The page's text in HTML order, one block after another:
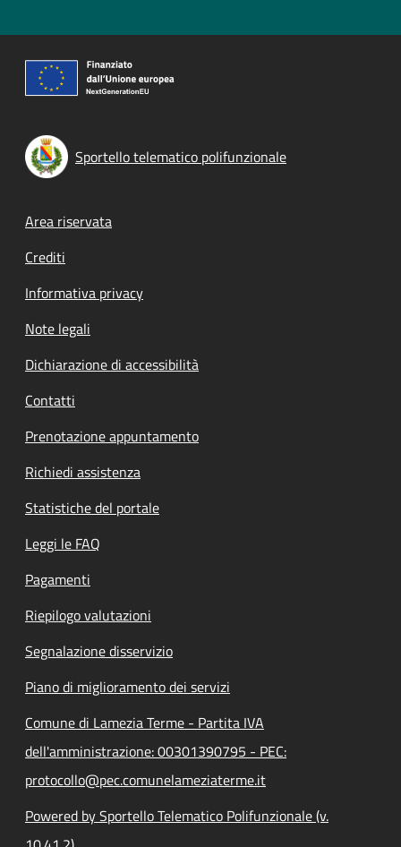
Sportello telematico polifunzionale
Footer menu
Area riservata
Crediti
Informativa privacy
Note legali
Dichiarazione di accessibilità
Contatti
Prenotazione appuntamento
Richiedi assistenza
Statistiche del portale
Leggi le FAQ
Pagamenti
Riepilogo valutazioni
Segnalazione disservizio
Piano di miglioramento dei servizi
Comune di Lamezia Terme - Partita IVA
dell'amministrazione: 00301390795 - PEC:
protocollo@pec.comunelameziaterme.it
Powered by Sportello Telematico Polifunzionale (v.